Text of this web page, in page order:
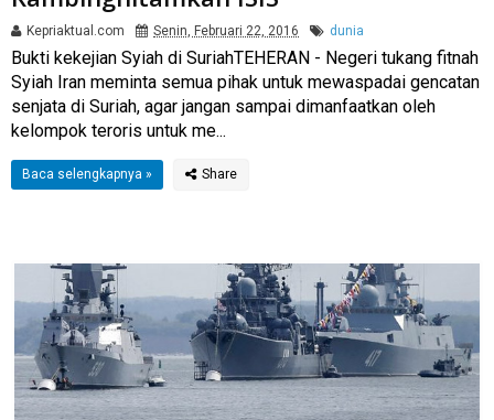
Kepriaktual.com Senin, Februari 22, 2016 dunia
Bukti kekejian Syiah di SuriahTEHERAN - Negeri tukang fitnah
Syiah Iran meminta semua pihak untuk mewaspadai gencatan
senjata di Suriah, agar jangan sampai dimanfaatkan oleh
kelompok teroris untuk me...
Baca selengkapnya »